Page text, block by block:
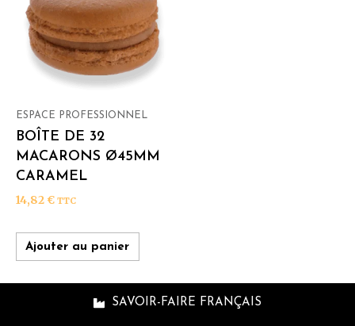
ESPACE PROFESSIONNEL
BOÎTE DE 32
MACARONS Ø45MM
CARAMEL
14,82 € TTC
Ajouter au panier
SAVOIR-FAIRE FRANÇAIS